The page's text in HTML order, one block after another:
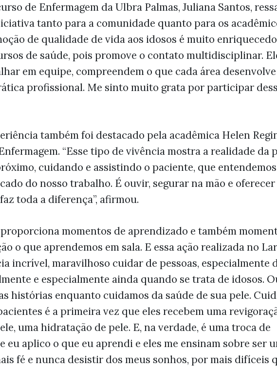
de Enfermagem da Ulbra Palmas, Juliana Santos,
tanto para a comunidade quanto para os
de qualidade de vida aos idosos é muito
de saúde, pois promove o contato multidisciplinar.
em equipe, compreendem o que cada área
profissional. Me sinto muito grata por participar
também foi destacado pela acadêmica Helen
“Esse tipo de vivência mostra a realidade da
cuidando e assistindo o paciente, que
do nosso trabalho. É ouvir, segurar na mão e
toda a diferença”, afirmou.
momentos de aprendizado e também
o que aprendemos em sala. E essa ação realizada no
incrível, maravilhoso cuidar de pessoas, especialmente
e especialmente ainda quando se trata de idosos.
histórias enquanto cuidamos da saúde de sua pele.
é a primeira vez que eles recebem uma
uma hidratação de pele. E, na verdade, é uma troca de
eu aplico o que eu aprendi e eles me ensinam sobre ser
fé e nunca desistir dos meus sonhos, por mais difíceis